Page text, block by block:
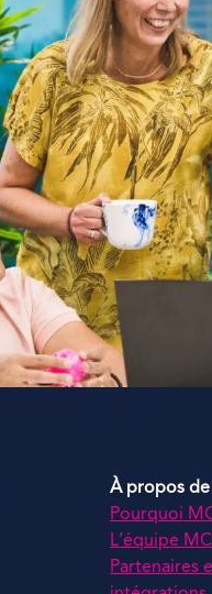
À propos de
Pourquoi
L’équipe
Partenaires